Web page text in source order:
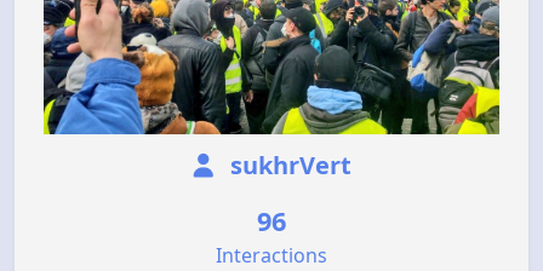
sukhrVert
96
Interactions